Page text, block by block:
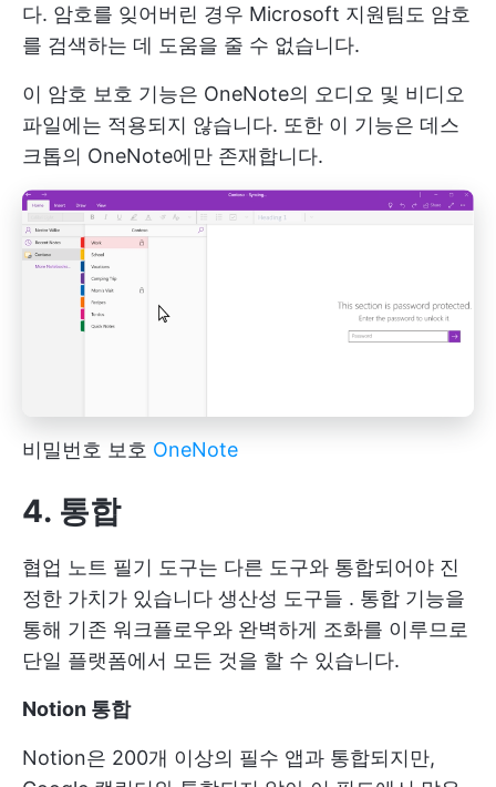
다. 암호를 잊어버린 경우 Microsoft 지원팀도 암호
를 검색하는 데 도움을 줄 수 없습니다.
이 암호 보호 기능은 OneNote의 오디오 및 비디오
파일에는 적용되지 않습니다. 또한 이 기능은 데스
크톱의 OneNote에만 존재합니다.
비밀번호 보호 OneNote
4. 통합
협업 노트 필기 도구는 다른 도구와 통합되어야 진
정한 가치가 있습니다 생산성 도구들 . 통합 기능을
통해 기존 워크플로우와 완벽하게 조화를 이루므로
단일 플랫폼에서 모든 것을 할 수 있습니다.
Notion 통합
Notion은 200개 이상의 필수 앱과 통합되지만,